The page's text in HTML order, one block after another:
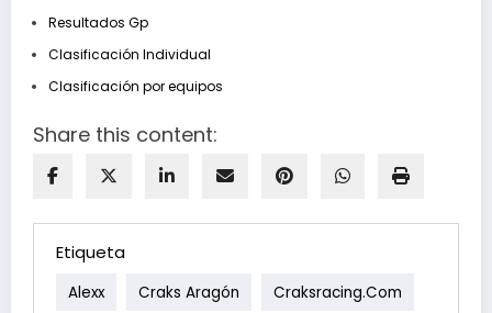
Resultados Gp
Clasificación Individual
Clasificación por equipos
Share this content:
Etiqueta
Alexx Craks Aragón Craksracing.com